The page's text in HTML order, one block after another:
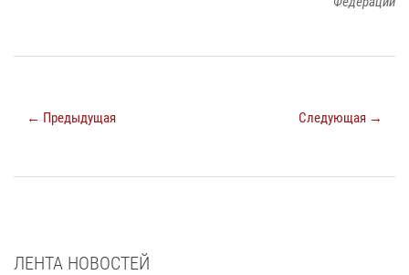
← Предыдущая Следующая →
ЛЕНТА НОВОСТЕЙ